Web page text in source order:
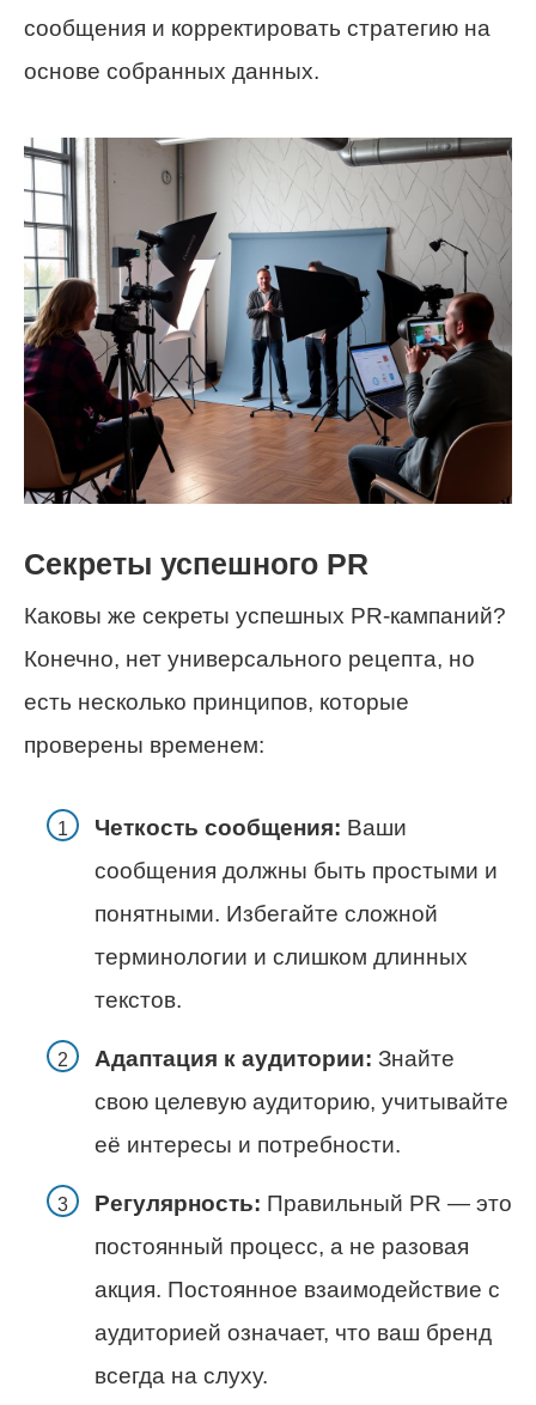
сообщения и корректировать стратегию на
основе собранных данных.
Секреты успешного PR
Каковы же секреты успешных PR-кампаний?
Конечно, нет универсального рецепта, но
есть несколько принципов, которые
проверены временем:
Четкость сообщения: Ваши
сообщения должны быть простыми и
понятными. Избегайте сложной
терминологии и слишком длинных
текстов.
Адаптация к аудитории: Знайте
свою целевую аудиторию, учитывайте
её интересы и потребности.
Регулярность: Правильный PR — это
постоянный процесс, а не разовая
акция. Постоянное взаимодействие с
аудиторией означает, что ваш бренд
всегда на слуху.